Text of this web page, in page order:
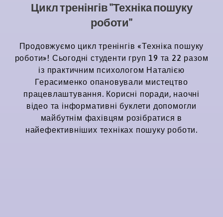
Цикл тренінгів "Техніка пошуку
роботи"
Продовжуємо цикл тренінгів «Техніка пошуку
роботи»! Сьогодні студенти груп 19 та 22 разом
із практичним психологом Наталією
Герасименко опановували мистецтво
працевлаштування. Корисні поради, наочні
відео та інформативні буклети допомогли
майбутнім фахівцям розібратися в
найефективніших техніках пошуку роботи.